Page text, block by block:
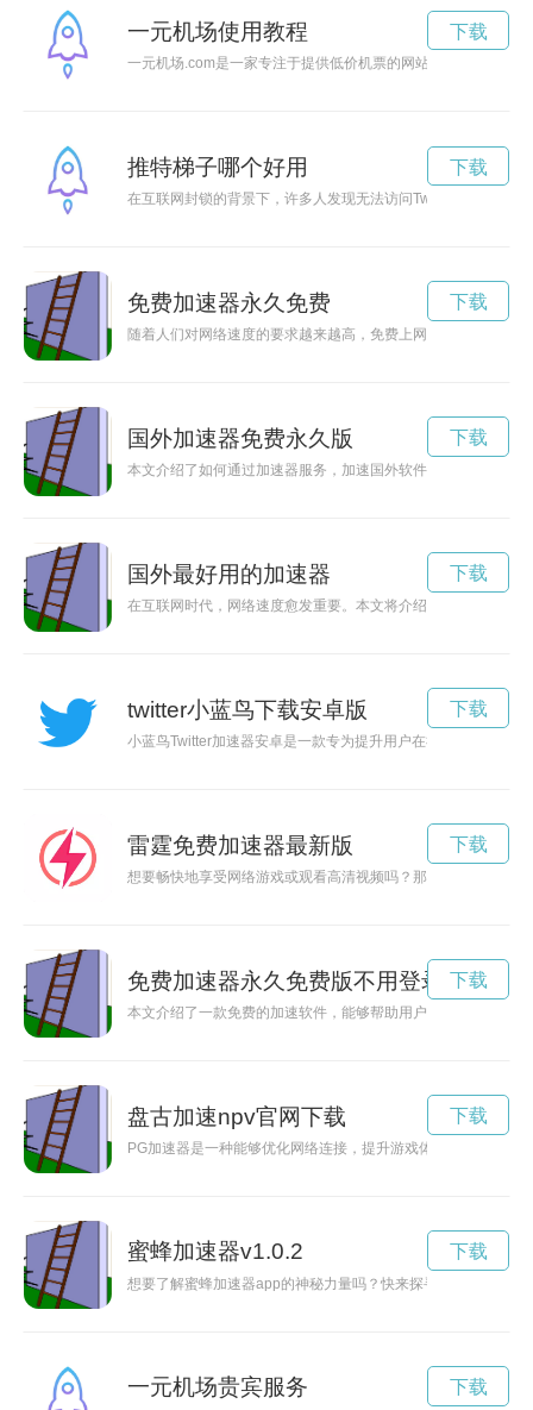
一元机场使用教程
一元机场.com是一家专注于提供低价机票的网站，为梦想飞翔
下载
推特梯子哪个好用
在互联网封锁的背景下，许多人发现无法访问Twitter等社交网
下载
免费加速器永久免费
随着人们对网络速度的要求越来越高，免费上网加速器成为了
下载
国外加速器免费永久版
本文介绍了如何通过加速器服务，加速国外软件在中国的访问
下载
国外最好用的加速器
在互联网时代，网络速度愈发重要。本文将介绍一个值得信赖
下载
twitter小蓝鸟下载安卓版
小蓝鸟Twitter加速器安卓是一款专为提升用户在社交平台
下载
雷霆免费加速器最新版
想要畅快地享受网络游戏或观看高清视频吗？那么不妨试试雷
下载
免费加速器永久免费版不用登录
本文介绍了一款免费的加速软件，能够帮助用户加快推特的加载
下载
盘古加速npv官网下载
PG加速器是一种能够优化网络连接，提升游戏体验的工具，能
下载
蜜蜂加速器v1.0.2
想要了解蜜蜂加速器app的神秘力量吗？快来探寻官网，发现
下载
一元机场贵宾服务 下载